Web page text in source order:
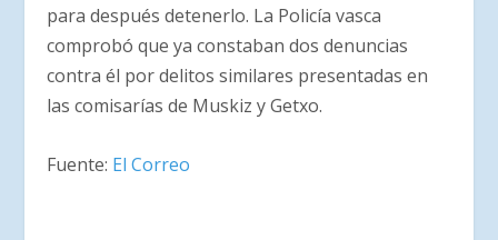
para después detenerlo. La Policía vasca
comprobó que ya constaban dos denuncias
contra él por delitos similares presentadas en
las comisarías de Muskiz y Getxo.
Fuente: El Correo